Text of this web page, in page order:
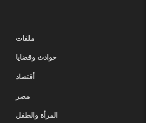
ملفات
حوادث وقضايا
أقتصاد
مصر
المرأة والطفل